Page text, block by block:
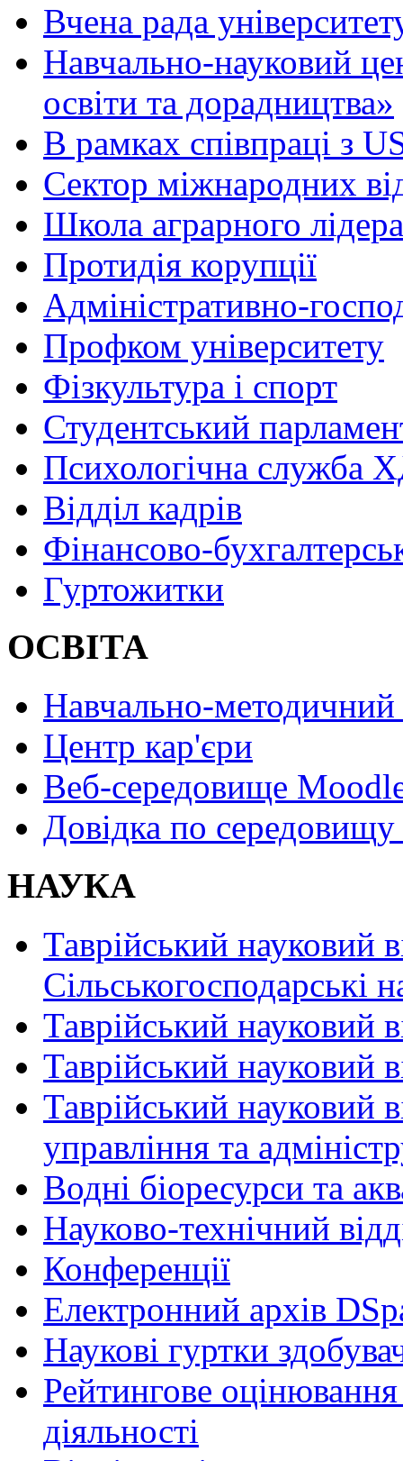
Вчена рада
Навчально-науковий
освіти та дорадництва»
В рамках співпраці з
Сектор міжнародних
Школа аграрного лідера
Протидія корупції
Адміністративно-
Профком університету
Фізкультура і спорт
Студентський
Психологічна служба
Відділ кадрів
Фінансово-
Гуртожитки
ОСВІТА
Навчально-методичний
Центр кар'єри
Веб-середовище
Довідка по
НАУКА
Таврійський науковий
Сільськогосподарські
Таврійський науковий
Таврійський науковий
Таврійський науковий
управління та
Водні біоресурси та
Науково-технічний
Конференції
Електронний архів
Наукові гуртки
Рейтингове оцінювання
діяльності